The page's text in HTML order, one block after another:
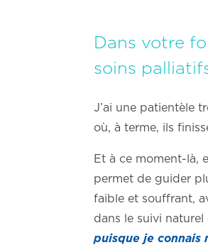
Dans votre
soins
J’ai une patientèle
où, à terme, ils
Et à ce moment-là,
permet de guider
faible et souffrant,
dans le suivi naturel
puisque je connais